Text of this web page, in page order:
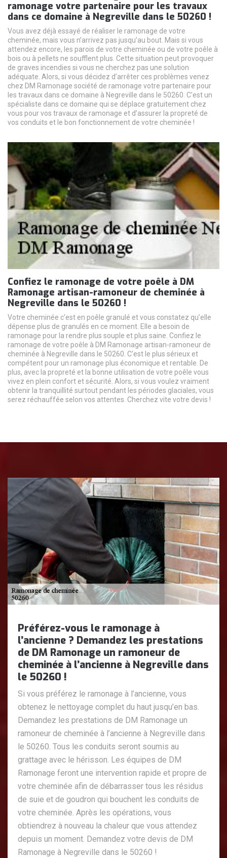
ramonage votre partenaire pour les travaux
dans ce domaine à Negreville dans le 50260 !
Vous avez déjà essayé de réaliser le ramonage de votre
cheminée, mais vous n’arrivez pas jusqu’au bout. Mais si vous
attendez encore, les parois de votre cheminée ou de votre poêle à
bois ou à pellets ne soufflent plus. Cette situation peut provoquer
de graves incendies si vous ne cherchez pas une solution
adéquate. Alors, si vous décidez d’arrêter ces problèmes venez
chez DM Ramonage société de ramonage votre partenaire pour
les travaux dans ce domaine à Negreville dans le 50260. C'est un
spécialiste dans ce domaine qui se déplace gratuitement chez
vous pour vos travaux de ramonage et d’assurer la propreté de
vos conduits et le bon fonctionnement de votre cheminée !
Confiez le ramonage de votre poêle à DM
Ramonage artisan-ramoneur de cheminée à
Negreville dans le 50260 !
Votre cheminée c'est en poêle granulé et vous constatez qu’elle
dépense plus de granulés en ce moment. Elle a besoin de
ramonage pour la rendre plus souple et plus saine. Confiez le
ramonage de votre poêle à DM Ramonage artisan-ramoneur de
cheminée à Negreville dans le 50260. C’est le plus sérieux et
compétent pour un ramonage plus économique et rentable. De
plus, avec la propreté et la bonne utilisation de votre poêle vous
vivez en plein confort et sécurité. Alors, si vous voulez vraiment
obtenir la tranquillité surtout pendant les périodes glaciales, vous
serez réchauffée selon vos attentes. Cherchez vite votre devis !
Préférez-vous le ramonage à
l’ancienne ? Demandez les prestations
de DM Ramonage un ramoneur de
cheminée à l’ancienne à Negreville dans
le 50260 !
Si vous préférez le ramonage à l’ancienne, vous
obtenez le nettoyage complet du haut jusqu’en bas.
Demandez les prestations de DM Ramonage un
ramoneur de cheminée à l’ancienne à Negreville dans
le 50260. Tous les conduits seront soumis au
grattage avec le hérisson. Les équipes de DM
Ramonage feront une intervention rapide et propre de
votre cheminée afin de débarrasser tous les résidus
de suie et de goudron qui bouchent les conduits de
votre cheminée. Après les opérations, vous
obtiendrez à nouveau la chaleur que vous attendez
depuis un moment. Demandez votre devis de DM
Ramonage à Negreville dans le 50260 !